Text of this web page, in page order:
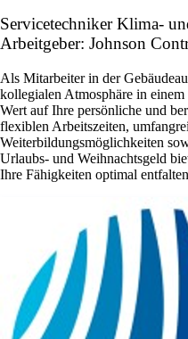
Servicetechniker Klima-
Arbeitgeber: Johnson
Als Mitarbeiter in der
kollegialen Atmosphäre in
Wert auf Ihre persönliche und
flexiblen Arbeitszeiten,
Weiterbildungsmöglichkeiten
Urlaubs- und Weihnachtsgeld
Ihre Fähigkeiten optimal